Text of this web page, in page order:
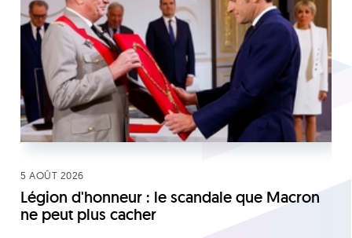
5 AOÛT 2026
Légion d'honneur : le scandale que Macron
ne peut plus cacher